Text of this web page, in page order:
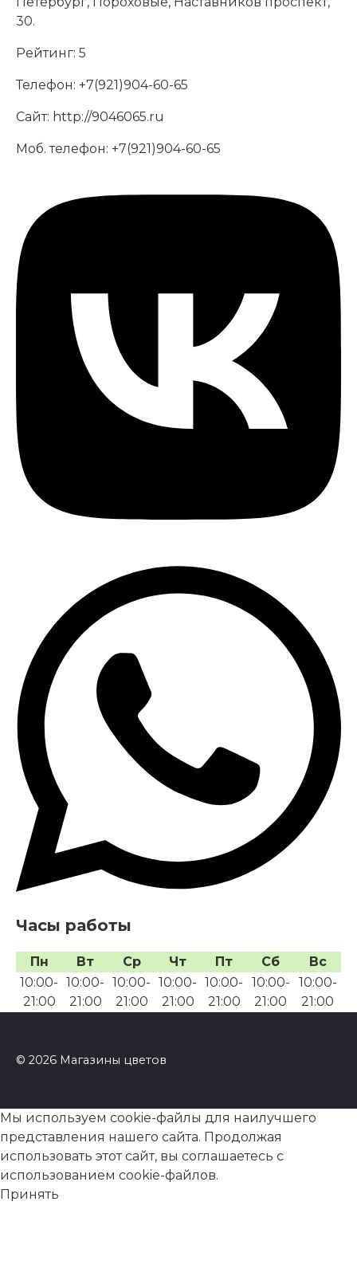
30.
Рейтинг: 5
Телефон: +7(921)904-60-65
Сайт: http://9046065.ru
Моб. телефон: +7(921)904-60-65
Часы работы
Пн Вт Ср Чт Пт Сб
Вс
10:00-
21:00
10:00-
21:00
10:00-
21:00
10:00-
21:00
10:00-
21:00
10:00-
21:00
10:00-
21:00
© 2026 Магазины цветов
Мы используем cookie-файлы для наилучшего
представления нашего сайта. Продолжая
использовать этот сайт, вы соглашаетесь с
использованием cookie-файлов.
Принять